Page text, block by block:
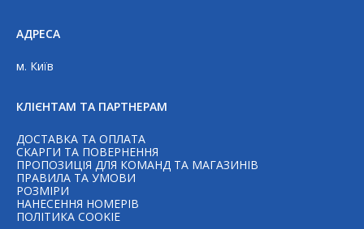
АДРЕСА
м. Київ
КЛІЄНТАМ ТА ПАРТНЕРАМ
ДОСТАВКА ТА ОПЛАТА
СКАРГИ ТА ПОВЕРНЕННЯ
ПРОПОЗИЦІЯ ДЛЯ КОМАНД ТА МАГАЗИНІВ
ПРАВИЛА ТА УМОВИ
РОЗМІРИ
НАНЕСЕННЯ НОМЕРІВ
ПОЛІТИКА COOKIE